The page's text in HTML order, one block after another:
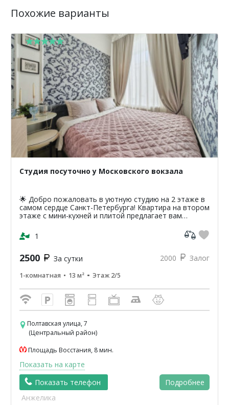
Похожие варианты
Студия посуточно у Московского вокзала
🌟 Добро пожаловать в уютную студию на 2 этаже в
самом сердце Санкт-Петербурга! Квартира на втором
этаже с мини-кухней и плитой предлагает вам
классики...
1
2500 За сутки 2000 Залог
1-комнатная 13 м² Этаж 2/5
Полтавская улица, 7
(Центральный район)
Площадь Восстания, 8 мин.
Показать на карте
Показать телефон
Подробнее
Анжелика